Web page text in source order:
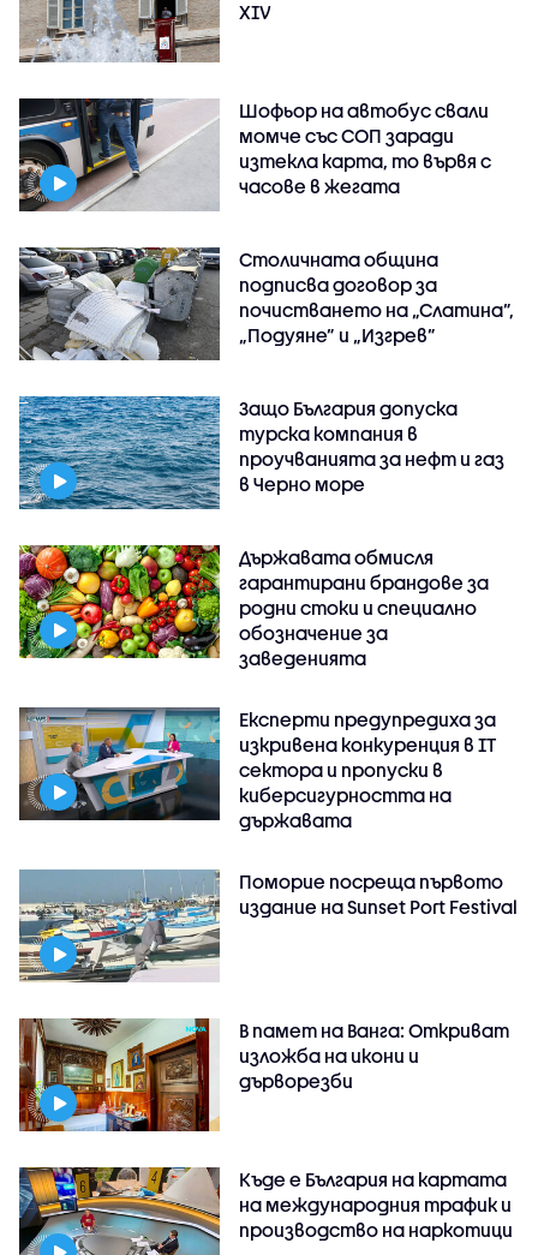
XIV
Шофьор на автобус свали
момче със СОП заради
изтекла карта, то вървя с
часове в жегата
Столичната община
подписва договор за
почистването на „Слатина”,
„Подуяне” и „Изгрев”
Защо България допуска
турска компания в
проучванията за нефт и газ
в Черно море
Държавата обмисля
гарантирани брандове за
родни стоки и специално
обозначение за
заведенията
Експерти предупредиха за
изкривена конкуренция в IT
сектора и пропуски в
киберсигурността на
държавата
Поморие посреща първото
издание на Sunset Port Festival
В памет на Ванга: Откриват
изложба на икони и
дърворезби
Къде е България на картата
на международния трафик и
производство на наркотици